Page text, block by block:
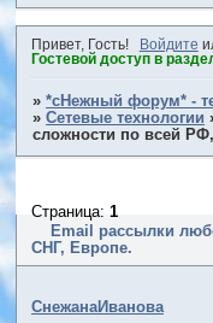
Привет, Гость! Войдите
Гостевой доступ в
»*сНежный форум* -
»Сетевые технологии
сложности по всей
Email рассылки
СНГ, Европе.
Страница:1
СнежанаИванова